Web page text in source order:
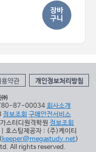
장바
구니
용약관 개인정보처리방침
㈜
780-87-00034회사소개
정보조회 구매안전서비스
스터디원격학원 정보조회
호스팅제공자 : (주)케이티
keeper@megastudy.net)
All rights reserved.